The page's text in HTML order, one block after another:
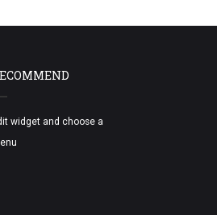
widget and choose a